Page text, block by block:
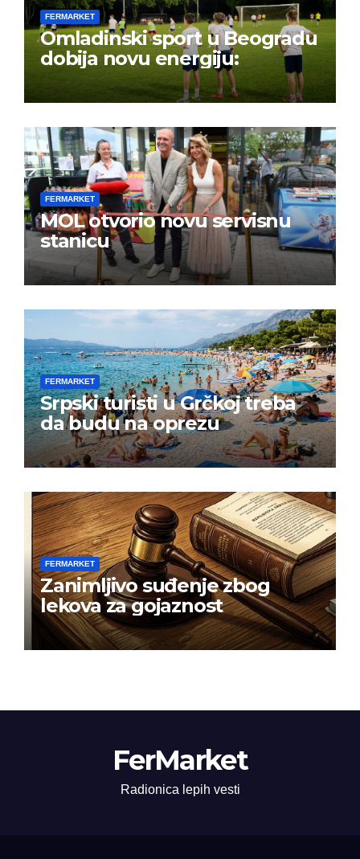
FERMARKET
Omladinski sport u Beogradu
dobija novu energiju:
FERMARKET
MOL otvorio novu servisnu
stanicu
FERMARKET
Srpski turisti u Grčkoj treba
da budu na oprezu
FERMARKET
Zanimljivo suđenje zbog
lekova za gojaznost
FerMarket
Radionica lepih vesti